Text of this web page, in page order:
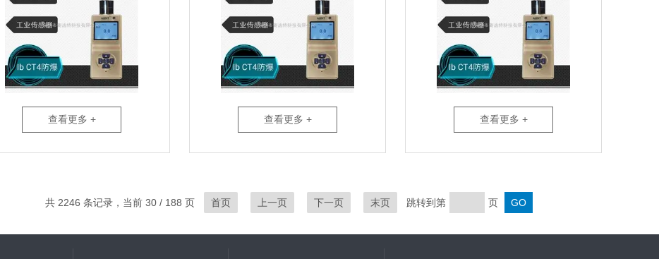
查看更多 + 查看更多 + 查看更多 +
共 2246 条记录，当前 30 / 188 页 首页 上一页 下一页 末页 跳转到第 页